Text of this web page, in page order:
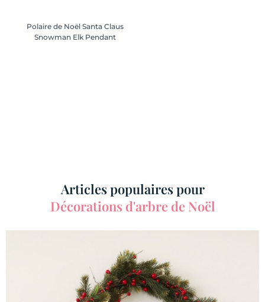
Polaire de Noël Santa Claus
Snowman Elk Pendant
Articles populaires pour
Décorations d'arbre de Noël